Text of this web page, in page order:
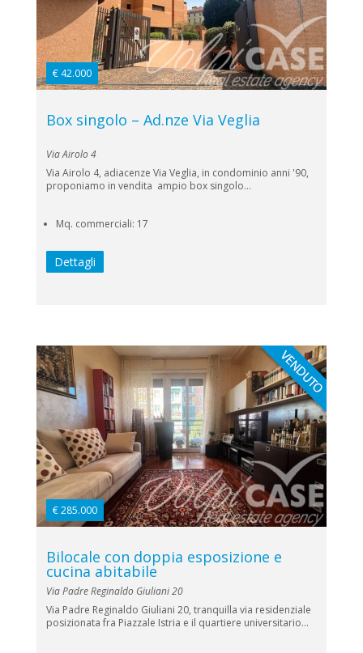
€ 42.000
Box singolo – Ad.nze Via Veglia
Via Airolo 4
Via Airolo 4, adiacenze Via Veglia, in condominio anni '90,
proponiamo in vendita ampio box singolo...
Mq. commerciali: 17
Dettagli
€ 285.000
Bilocale con doppia esposizione e
cucina abitabile
Via Padre Reginaldo Giuliani 20
Via Padre Reginaldo Giuliani 20, tranquilla via residenziale
posizionata fra Piazzale Istria e il quartiere universitario...